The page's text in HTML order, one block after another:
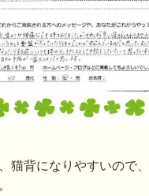
猫背になりやすいので